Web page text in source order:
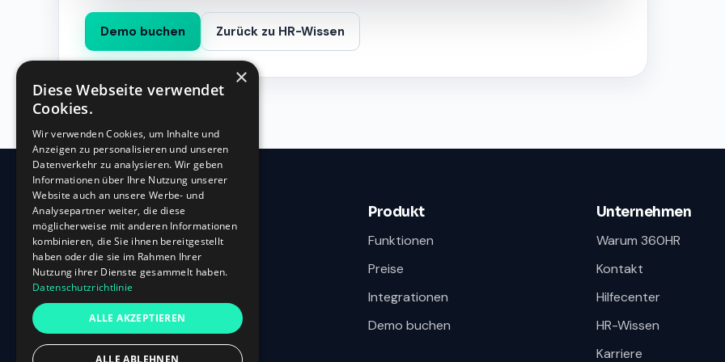
Demo buchen Zurück zu HR-Wissen
360HR
Oberbilker Allee 315
D-40227 Düsseldorf
+49 (0)211-87 507 907
Produkt
Funktionen
Preise
Integrationen
Demo buchen
Unternehmen
Warum 360HR
Kontakt
Hilfecenter
HR-Wissen
Karriere
×
Diese Webseite verwendet
Cookies.
Wir verwenden Cookies, um Inhalte und
Anzeigen zu personalisieren und unseren
Datenverkehr zu analysieren. Wir geben
Informationen über Ihre Nutzung unserer
Website auch an unsere Werbe- und
Analysepartner weiter, die diese
möglicherweise mit anderen Informationen
kombinieren, die Sie ihnen bereitgestellt
haben oder die sie im Rahmen Ihrer
Nutzung ihrer Dienste gesammelt haben.
Datenschutzrichtlinie
ALLE AKZEPTIEREN
ALLE ABLEHNEN